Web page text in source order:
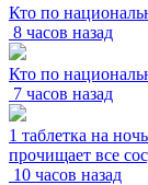
Кто по
8 часов назад
Кто по
7 часов назад
1 таблетка на
прочищает все
10 часов назад